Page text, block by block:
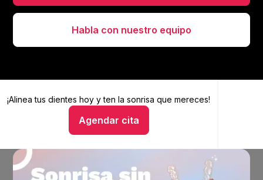
Habla con nuestro equipo
¡Alinea tus dientes hoy yten la sonrisa que mereces!
Agendar cita
Alinea tus dientes hoy y ten la sonrisa que mereces
Hablar con un asesor